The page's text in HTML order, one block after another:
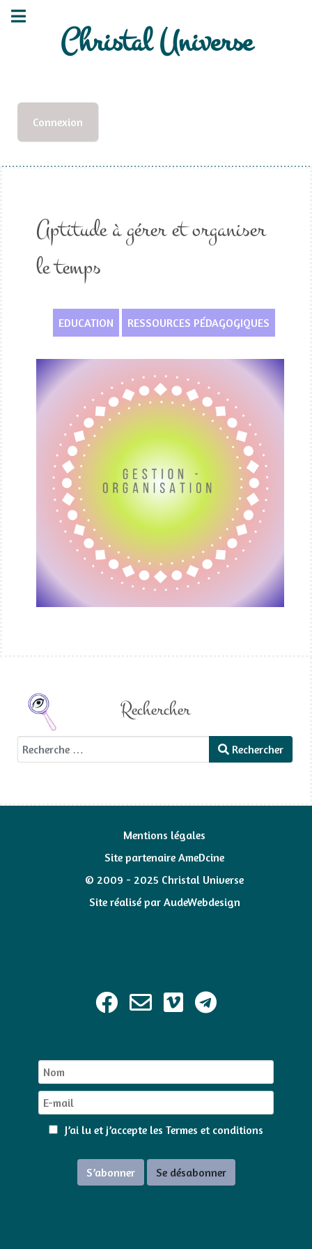
Christal Universe
Connexion
Aptitude à gérer et organiser
le temps
EDUCATION RESSOURCES PÉDAGOGIQUES
Rechercher
Rechercher Rechercher
Mentions légales
Site partenaire AmeDcine
© 2009 - 2025 Christal Universe
Site réalisé par AudeWebdesign
J’ai lu et j’accepte les Termes et conditions
S’abonner Se désabonner